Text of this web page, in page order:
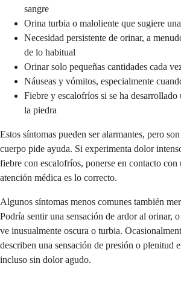
sangre
Orina turbia o maloliente que sugiere
Necesidad persistente de orinar, a
de lo habitual
Orinar solo pequeñas cantidades cada
Náuseas y vómitos, especialmente
Fiebre y escalofríos si se ha
la piedra
Estos síntomas pueden ser alarmantes, pero
cuerpo pide ayuda. Si experimenta dolor
fiebre con escalofríos, ponerse en contacto con
atención médica es lo correcto.
Algunos síntomas menos comunes también
Podría sentir una sensación de ardor al orinar,
ve inusualmente oscura o turbia.
describen una sensación de presión o plenitud
incluso sin dolor agudo.